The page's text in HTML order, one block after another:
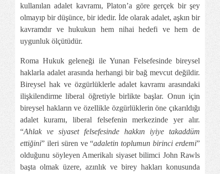
kullanılan adalet kavramı, Platon’a göre gerçek bir şey
olmayıp bir düşünce, bir idedir. İde olarak adalet, aşkın bir
kavramdır ve hukukun hem nihai hedefi ve hem de
uygunluk ölçütüdür.
Roma Hukuk geleneği ile Yunan Felsefesinde bireysel
haklarla adalet arasında herhangi bir bağ mevcut değildir.
Bireysel hak ve özgürlüklerle adalet kavramı arasındaki
ilişkilendirme liberal öğretiyle birlikte başlar. Onun için
bireysel hakların ve özellikle özgürlüklerin öne çıkarıldığı
adalet kuramı, liberal felsefenin merkezinde yer alır.
“Ahlak ve siyaset felsefesinde hakkın iyiye takaddüm
ettiğini” ileri süren ve “adaletin toplumun birinci erdemi”
olduğunu söyleyen Amerikalı siyaset bilimci John Rawls
başta olmak üzere, azınlık ve birey hakları konusunda